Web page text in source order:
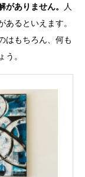
ありません。 人
るといえます。
はもちろん、何も
。